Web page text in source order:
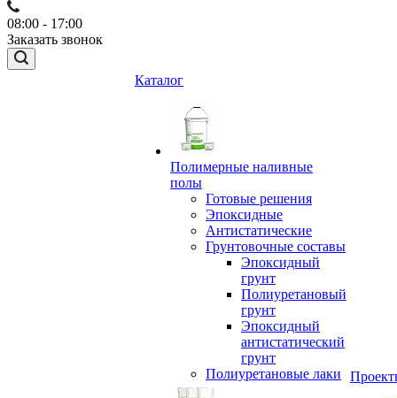
08:00 - 17:00
Заказать звонок
Каталог
Полимерные наливные
полы
Готовые решения
Эпоксидные
Антистатические
Грунтовочные составы
Эпоксидный
грунт
Полиуретановый
грунт
Эпоксидный
антистатический
грунт
Полиуретановые лаки